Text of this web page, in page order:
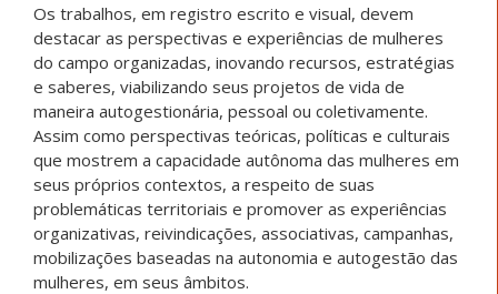
Os trabalhos, em registro escrito e visual, devem
destacar as perspectivas e experiências de mulheres
do campo organizadas, inovando recursos, estratégias
e saberes, viabilizando seus projetos de vida de
maneira autogestionária, pessoal ou coletivamente.
Assim como perspectivas teóricas, políticas e culturais
que mostrem a capacidade autônoma das mulheres em
seus próprios contextos, a respeito de suas
problemáticas territoriais e promover as experiências
organizativas, reivindicações, associativas, campanhas,
mobilizações baseadas na autonomia e autogestão das
mulheres, em seus âmbitos.